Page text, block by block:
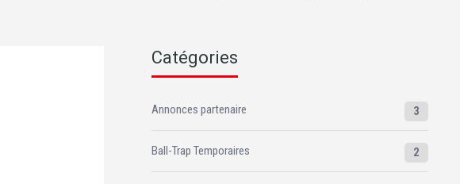
Catégories
Annonces partenaire 3
Ball-Trap Temporaires 2